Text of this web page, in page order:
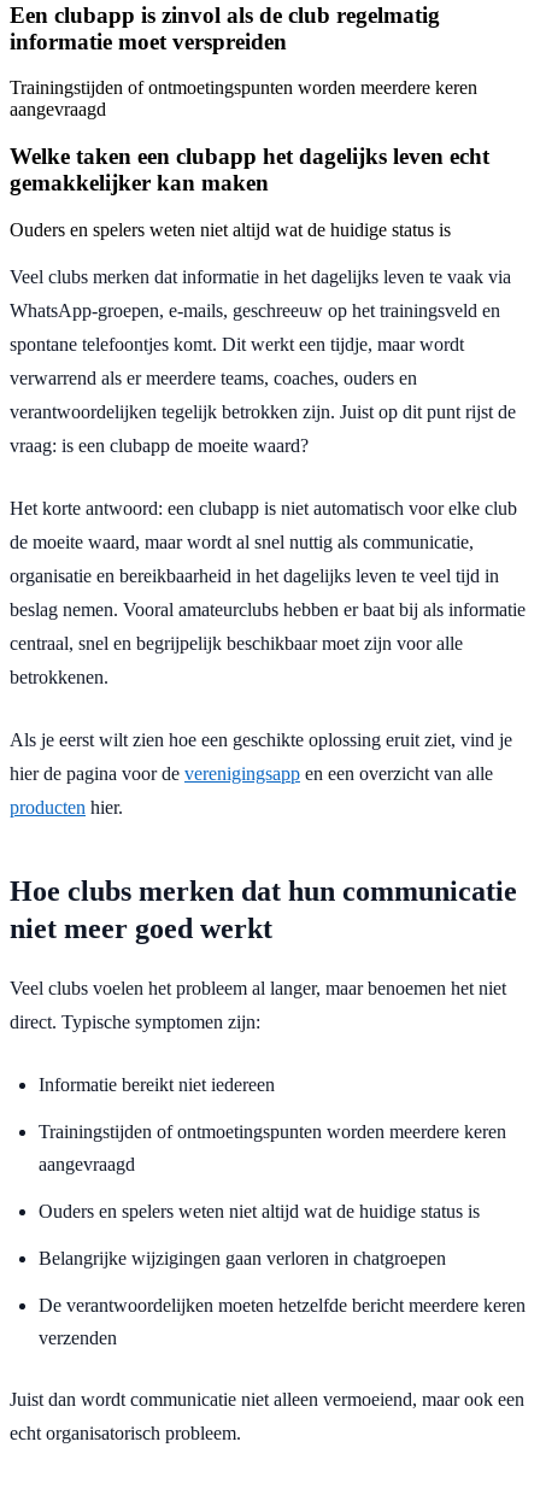
Een clubapp is zinvol als de club regelmatig
informatie moet verspreiden
Trainingstijden of ontmoetingspunten worden meerdere keren
aangevraagd
Welke taken een clubapp het dagelijks leven echt
gemakkelijker kan maken
Ouders en spelers weten niet altijd wat de huidige status is
Veel clubs merken dat informatie in het dagelijks leven te vaak via
WhatsApp-groepen, e-mails, geschreeuw op het trainingsveld en
spontane telefoontjes komt. Dit werkt een tijdje, maar wordt
verwarrend als er meerdere teams, coaches, ouders en
verantwoordelijken tegelijk betrokken zijn. Juist op dit punt rijst de
vraag: is een clubapp de moeite waard?
Het korte antwoord: een clubapp is niet automatisch voor elke club
de moeite waard, maar wordt al snel nuttig als communicatie,
organisatie en bereikbaarheid in het dagelijks leven te veel tijd in
beslag nemen. Vooral amateurclubs hebben er baat bij als informatie
centraal, snel en begrijpelijk beschikbaar moet zijn voor alle
betrokkenen.
Als je eerst wilt zien hoe een geschikte oplossing eruit ziet, vind je
hier de pagina voor de verenigingsapp en een overzicht van alle
producten hier.
Hoe clubs merken dat hun communicatie
niet meer goed werkt
Veel clubs voelen het probleem al langer, maar benoemen het niet
direct. Typische symptomen zijn:
Informatie bereikt niet iedereen
Trainingstijden of ontmoetingspunten worden meerdere keren
aangevraagd
Ouders en spelers weten niet altijd wat de huidige status is
Belangrijke wijzigingen gaan verloren in chatgroepen
De verantwoordelijken moeten hetzelfde bericht meerdere keren
verzenden
Juist dan wordt communicatie niet alleen vermoeiend, maar ook een
echt organisatorisch probleem.